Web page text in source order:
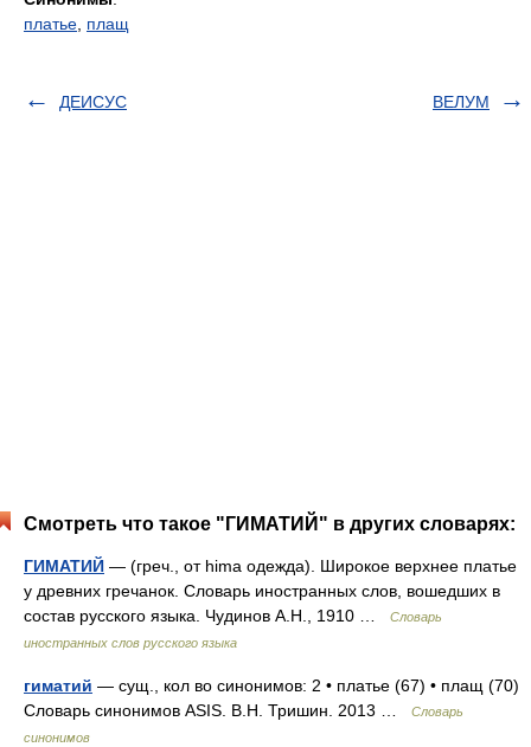
платье плащ
ДЕИСУС ВЕЛУМ
Смотреть что такое "ГИМАТИЙ" в других словарях:
ГИМАТИЙ — (греч., от hima одежда). Широкое верхнее платье
у древних гречанок. Словарь иностранных слов, вошедших в
состав русского языка. Чудинов А.Н., 1910 …
Словарь
иностранных слов русского языка
гиматий — сущ., кол во синонимов: 2 • платье (67) • плащ (70)
Словарь синонимов ASIS. В.Н. Тришин. 2013 …
Словарь
синонимов